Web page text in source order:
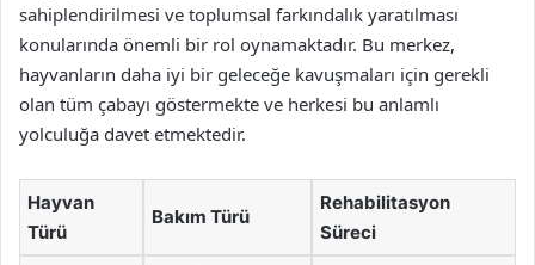
sahiplendirilmesi ve toplumsal farkındalık yaratılması
konularında önemli bir rol oynamaktadır. Bu merkez,
hayvanların daha iyi bir geleceğe kavuşmaları için gerekli
olan tüm çabayı göstermekte ve herkesi bu anlamlı
yolculuğa davet etmektedir.
Hayvan
Türü
Bakım Türü
Rehabilitasyon
Süreci